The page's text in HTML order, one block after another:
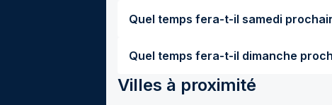
Villes à proximité